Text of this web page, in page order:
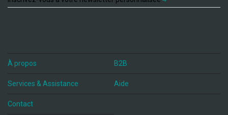
À propos B2B
Services & Assistance Aide
Contact